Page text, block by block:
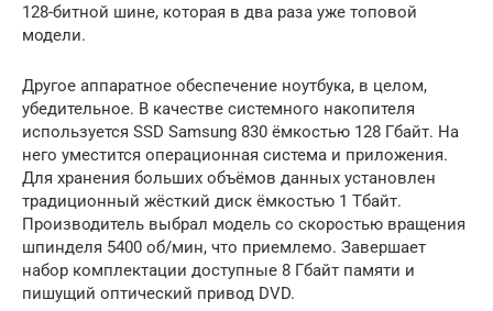
128-битной шине, которая в два раза уже топовой
модели.
Другое аппаратное обеспечение ноутбука, в целом,
убедительное. В качестве системного накопителя
используется SSD Samsung 830 ёмкостью 128 Гбайт. На
него уместится операционная система и приложения.
Для хранения больших объёмов данных установлен
традиционный жёсткий диск ёмкостью 1 Тбайт.
Производитель выбрал модель со скоростью вращения
шпинделя 5400 об/мин, что приемлемо. Завершает
набор комплектации доступные 8 Гбайт памяти и
пишущий оптический привод DVD.